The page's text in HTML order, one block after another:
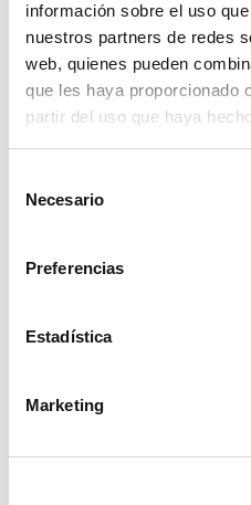
información sobre el uso
nuestros partners de redes
web, quienes pueden
que les haya proporcionado
partir del uso que haya
Necesario
Preferencias
Estadística
Marketing
Productos
pantalla soldar